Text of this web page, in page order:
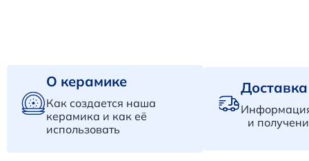
О керамике
Как создается наша
керамика и как её
использовать
и